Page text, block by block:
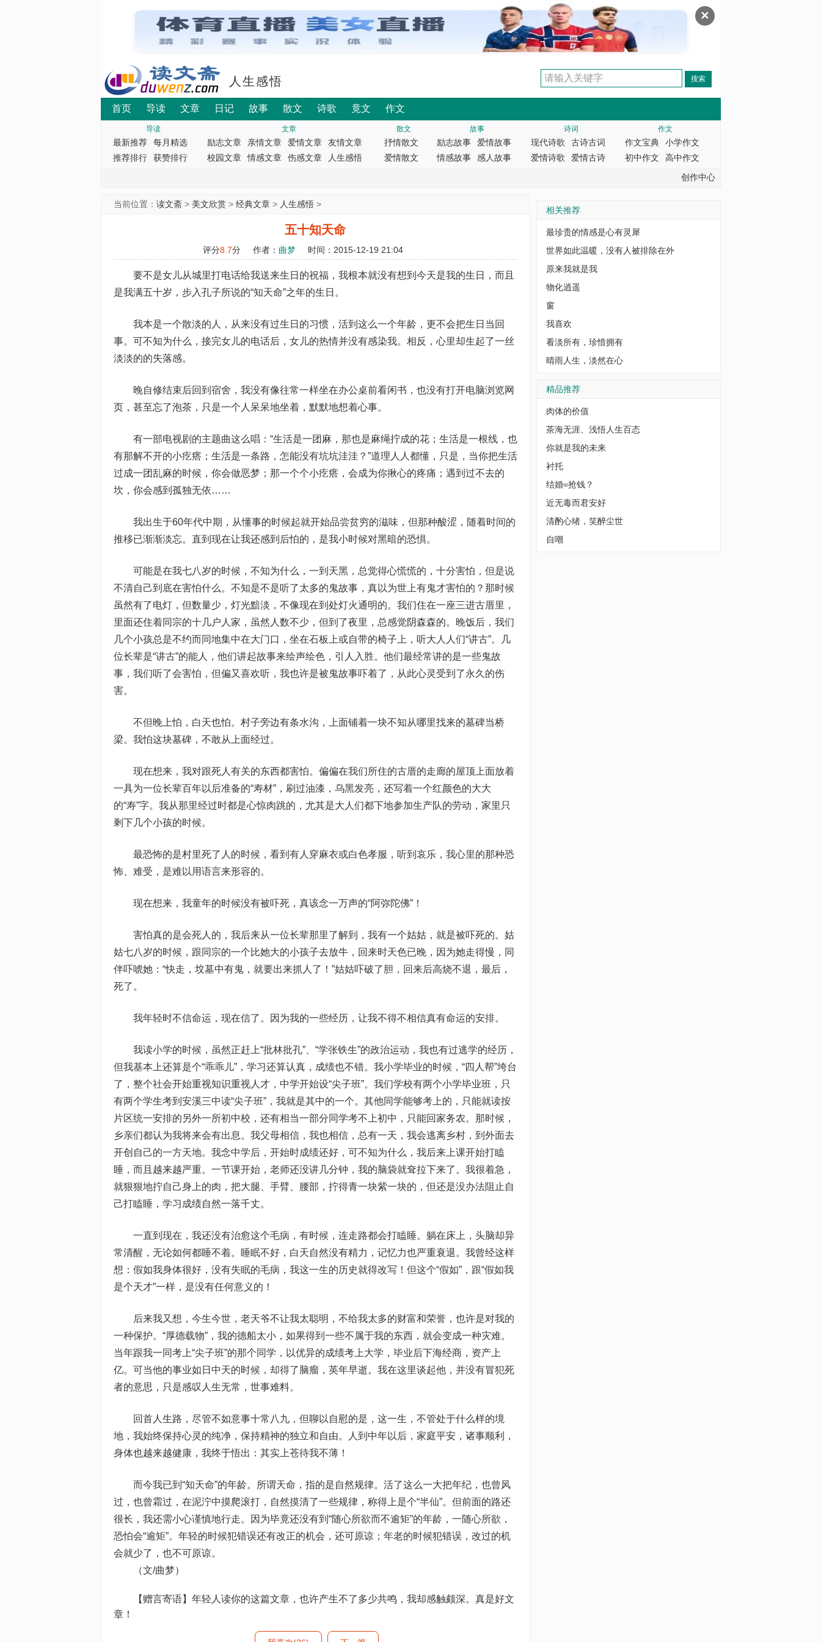
✕
人生感悟
首页 导读 文章 日记 故事 散文 诗歌 竟文 作文
导读
最新推荐
每月精选
推荐排行
获赞排行
文章
励志文章 亲情文章 爱情文章
友情文章
校园文章
情感文章 伤感文章 人生感悟
散文
抒情散文
爱情散文
故事
励志故事
爱情故事
情感故事
感人故事
诗词
现代诗歌
古诗古词
爱情诗歌
爱情古诗
作文
作文宝典
小学作文
初中作文
高中作文
创作中心
当前位置： 读文斋> 美文欣赏> 经典文章> 人生感悟>
五十知天命
评分8.7分 作者： 曲梦 时间：2015-12-19 21:04
要不是女儿从城里打电话给我送来生日的祝福，我根本就没有想到今天是我的生日，而且
是我满五十岁，步入孔子所说的“知天命”之年的生日。
我本是一个散淡的人，从来没有过生日的习惯，活到这么一个年龄，更不会把生日当回
事。可不知为什么，接完女儿的电话后，女儿的热情并没有感染我。相反，心里却生起了一丝
淡淡的的失落感。
晚自修结束后回到宿舍，我没有像往常一样坐在办公桌前看闲书，也没有打开电脑浏览网
页，甚至忘了泡茶，只是一个人呆呆地坐着，默默地想着心事。
有一部电视剧的主题曲这么唱：“生活是一团麻，那也是麻绳拧成的花；生活是一根线，也
有那解不开的小疙瘩；生活是一条路，怎能没有坑坑洼洼？”道理人人都懂，只是，当你把生活
过成一团乱麻的时候，你会做恶梦；那一个个小疙瘩，会成为你揪心的疼痛；遇到过不去的
坎，你会感到孤独无依……
我出生于60年代中期，从懂事的时候起就开始品尝贫穷的滋味，但那种酸涩，随着时间的
推移已渐渐淡忘。直到现在让我还感到后怕的，是我小时候对黑暗的恐惧。
可能是在我七八岁的时候，不知为什么，一到天黑，总觉得心慌慌的，十分害怕，但是说
不清自己到底在害怕什么。不知是不是听了太多的鬼故事，真以为世上有鬼才害怕的？那时候
虽然有了电灯，但数量少，灯光黯淡，不像现在到处灯火通明的。我们住在一座三进古厝里，
里面还住着同宗的十几户人家，虽然人数不少，但到了夜里，总感觉阴森森的。晚饭后，我们
几个小孩总是不约而同地集中在大门口，坐在石板上或自带的椅子上，听大人人们“讲古”。几
位长辈是“讲古”的能人，他们讲起故事来绘声绘色，引人入胜。他们最经常讲的是一些鬼故
事，我们听了会害怕，但偏又喜欢听，我也许是被鬼故事吓着了，从此心灵受到了永久的伤
害。
不但晚上怕，白天也怕。村子旁边有条水沟，上面铺着一块不知从哪里找来的墓碑当桥
梁。我怕这块墓碑，不敢从上面经过。
现在想来，我对跟死人有关的东西都害怕。偏偏在我们所住的古厝的走廊的屋顶上面放着
一具为一位长辈百年以后准备的“寿材”，刷过油漆，乌黑发亮，还写着一个红颜色的大大
的“寿”字。我从那里经过时都是心惊肉跳的，尤其是大人们都下地参加生产队的劳动，家里只
剩下几个小孩的时候。
最恐怖的是村里死了人的时候，看到有人穿麻衣或白色孝服，听到哀乐，我心里的那种恐
怖、难受，是难以用语言来形容的。
现在想来，我童年的时候没有被吓死，真该念一万声的“阿弥陀佛”！
害怕真的是会死人的，我后来从一位长辈那里了解到，我有一个姑姑，就是被吓死的。姑
姑七八岁的时候，跟同宗的一个比她大的小孩子去放牛，回来时天色已晚，因为她走得慢，同
伴吓唬她：“快走，坟墓中有鬼，就要出来抓人了！”姑姑吓破了胆，回来后高烧不退，最后，
死了。
我年轻时不信命运，现在信了。因为我的一些经历，让我不得不相信真有命运的安排。
我读小学的时候，虽然正赶上“批林批孔”、“学张铁生”的政治运动，我也有过逃学的经历，
但我基本上还算是个“乖乖儿”，学习还算认真，成绩也不错。我小学毕业的时候，“四人帮”垮台
了，整个社会开始重视知识重视人才，中学开始设“尖子班”。我们学校有两个小学毕业班，只
有两个学生考到安溪三中读“尖子班”，我就是其中的一个。其他同学能够考上的，只能就读按
片区统一安排的另外一所初中校，还有相当一部分同学考不上初中，只能回家务农。那时候，
乡亲们都认为我将来会有出息。我父母相信，我也相信，总有一天，我会逃离乡村，到外面去
开创自己的一方天地。我念中学后，开始时成绩还好，可不知为什么，我后来上课开始打瞌
睡，而且越来越严重。一节课开始，老师还没讲几分钟，我的脑袋就耷拉下来了。我很着急，
就狠狠地拧自己身上的肉，把大腿、手臂、腰部，拧得青一块紫一块的，但还是没办法阻止自
己打瞌睡，学习成绩自然一落千丈。
一直到现在，我还没有治愈这个毛病，有时候，连走路都会打瞌睡。躺在床上，头脑却异
常清醒，无论如何都睡不着。睡眠不好，白天自然没有精力，记忆力也严重衰退。我曾经这样
想：假如我身体很好，没有失眠的毛病，我这一生的历史就得改写！但这个“假如”，跟“假如我
是个天才”一样，是没有任何意义的！
后来我又想，今生今世，老天爷不让我太聪明，不给我太多的财富和荣誉，也许是对我的
一种保护。“厚德载物”，我的德船太小，如果得到一些不属于我的东西，就会变成一种灾难。
当年跟我一同考上“尖子班”的那个同学，以优异的成绩考上大学，毕业后下海经商，资产上
亿。可当他的事业如日中天的时候，却得了脑瘤，英年早逝。我在这里谈起他，并没有冒犯死
者的意思，只是感叹人生无常，世事难料。
回首人生路，尽管不如意事十常八九，但聊以自慰的是，这一生，不管处于什么样的境
地，我始终保持心灵的纯净，保持精神的独立和自由。人到中年以后，家庭平安，诸事顺利，
身体也越来越健康，我终于悟出：其实上苍待我不薄！
而今我已到“知天命”的年龄。所谓天命，指的是自然规律。活了这么一大把年纪，也曾风
过，也曾霜过，在泥泞中摸爬滚打，自然摸清了一些规律，称得上是个“半仙”。但前面的路还
很长，我还需小心谨慎地行走。因为毕竟还没有到“随心所欲而不逾矩”的年龄，一随心所欲，
恐怕会“逾矩”。年轻的时候犯错误还有改正的机会，还可原谅；年老的时候犯错误，改过的机
会就少了，也不可原谅。
（文/曲梦）
【赠言寄语】年轻人读你的这篇文章，也许产生不了多少共鸣，我却感触颇深。真是好文
章！
相关推荐
最珍贵的情感是心有灵犀
世界如此温暖，没有人被排除在外
原来我就是我
物化逍遥
窗
我喜欢
看淡所有，珍惜拥有
晴雨人生，淡然在心
精品推荐
肉体的价值
茶海无涯、浅悟人生百态
你就是我的未来
衬托
结婚=抢钱？
近无毒而君安好
清酌心绪，笑醉尘世
自嘲